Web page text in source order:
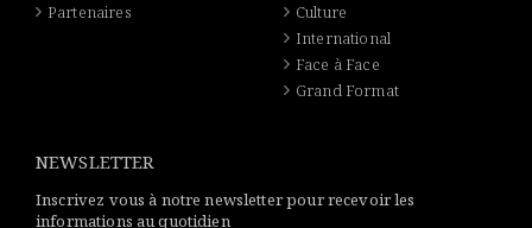
Partenaires
Culture
International
Face à Face
Grand Format
NEWSLETTER
Inscrivez vous à notre newsletter pour recevoir les
informations au quotidien